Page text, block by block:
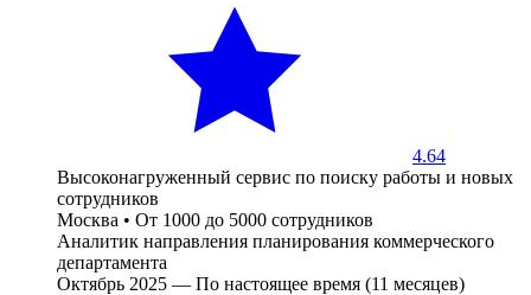
4.64
Высоконагруженный сервис по поиску работы и новых
сотрудников
Москва • От 1000 до 5000 сотрудников
Аналитик направления планирования коммерческого
департамента
Октябрь 2025 — По настоящее время (11 месяцев)